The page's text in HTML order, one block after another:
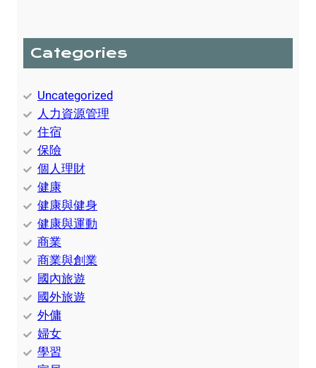
Categories
Uncategorized
人力資源管理
住宿
保險
個人理財
健康
健康與健身
健康與運動
商業
商業與創業
國內旅遊
國外旅遊
外傭
婦女
學習